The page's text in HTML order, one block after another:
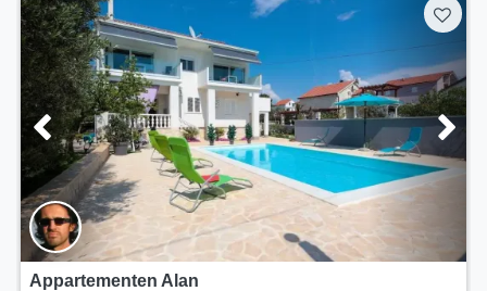
Appartementen Alan